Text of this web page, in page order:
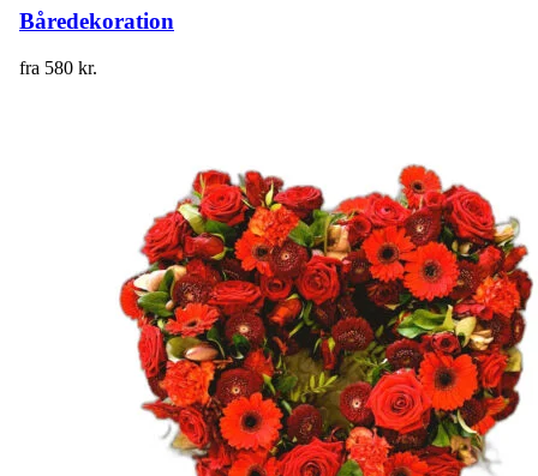
Båredekoration
fra 580 kr.